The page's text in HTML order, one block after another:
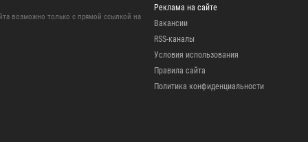
возможно только с прямой ссылкой на
Реклама на сайте
Вакансии
RSS-каналы
Условия использования
Правила сайта
Политика конфиденциальности